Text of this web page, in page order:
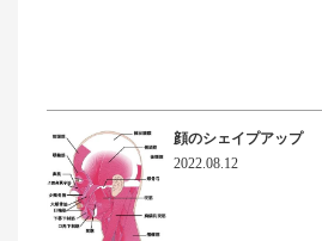
顔のシェイプアップ
2022.08.12